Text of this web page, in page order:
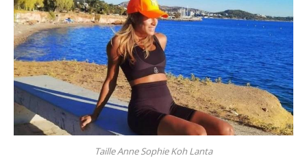
Taille Anne Sophie Koh Lanta